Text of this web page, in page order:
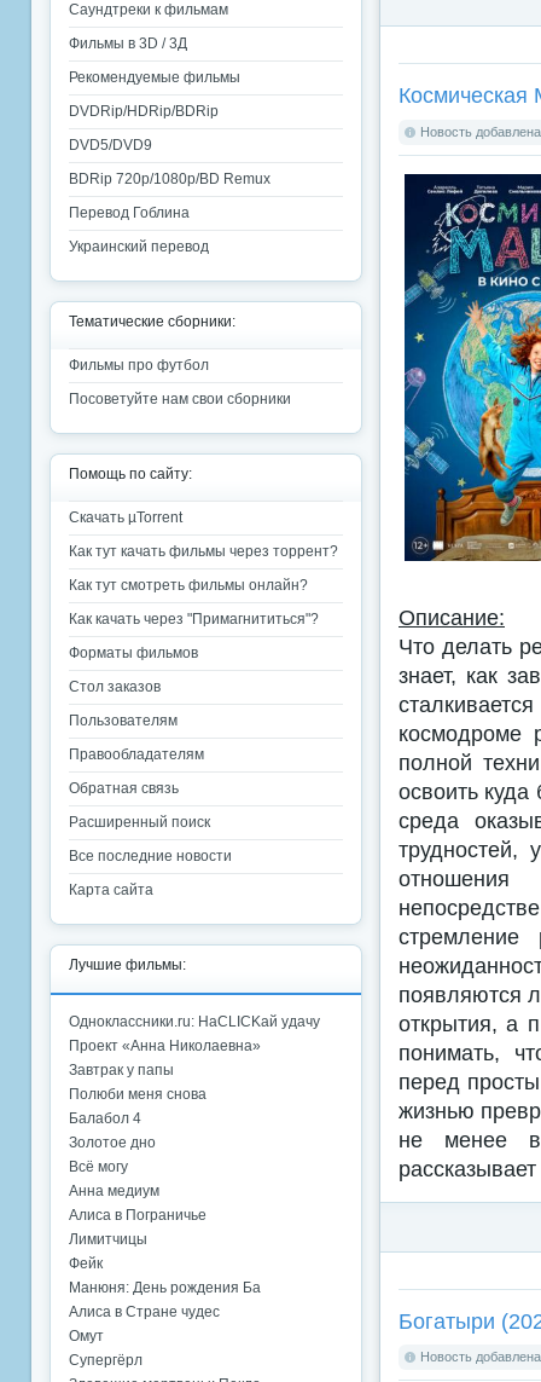
Новость
Описание:
Что делать
знает, как
космодроме
полной
освоить
среда
трудностей,
стремление
появляются
открытия, а
понимать,
перед
жизнью
не менее
Богатыри
Новость
Саундтреки к фильмам
Фильмы в 3D / 3Д
Рекомендуемые фильмы
DVDRip/HDRip/BDRip
DVD5/DVD9
BDRip 720p/1080p/BD Remux
Перевод Гоблина
Украинский перевод
Тематические сборники:
Фильмы про футбол
Посоветуйте нам свои сборники
Помощь по сайту:
Скачать µTorrent
Как тут качать фильмы через торрент?
Как тут смотреть фильмы онлайн?
Как качать через "Примагнититься"?
Форматы фильмов
Стол заказов
Пользователям
Правообладателям
Обратная связь
Расширенный поиск
Все последние новости
Карта сайта
Лучшие фильмы:
Одноклассники.ru: НаCLICKай удачу
Проект «Анна Николаевна»
Завтрак у папы
Полюби меня снова
Балабол 4
Золотое дно
Всё могу
Анна медиум
Алиса в Пограничье
Лимитчицы
Фейк
Манюня: День рождения Ба
Алиса в Стране чудес
Омут
Супергёрл